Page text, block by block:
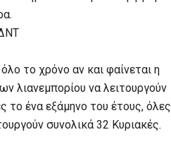
το χρόνο αν και φαίνεται η
λιανεμπορίου να λειτουργούν
το ένα εξάμηνο του έτους, όλες
συνολικά 32 Κυριακές.